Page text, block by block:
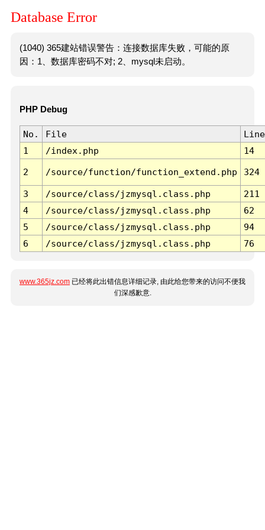
Database Error
(1040) 365建站错误警告：连接数据库失败，可能的原
因：1、数据库密码不对; 2、mysql未启动。
PHP Debug
No. File
Line
1
/index.php 14
2 /source/function/function_extend.php 324
3 /source/class/jzmysql.class.php
211
4
/source/class/jzmysql.class.php
62
5
/source/class/jzmysql.class.php
94
6
/source/class/jzmysql.class.php 76
www.365jz.com 已经将此出错信息详细记录, 由此给您带来的访问不便我
们深感歉意.